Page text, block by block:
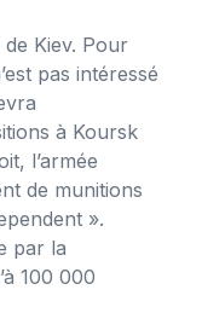
Kiev. Pour
pas intéressé
à Koursk
l’armée
de munitions
».
par la
100 000